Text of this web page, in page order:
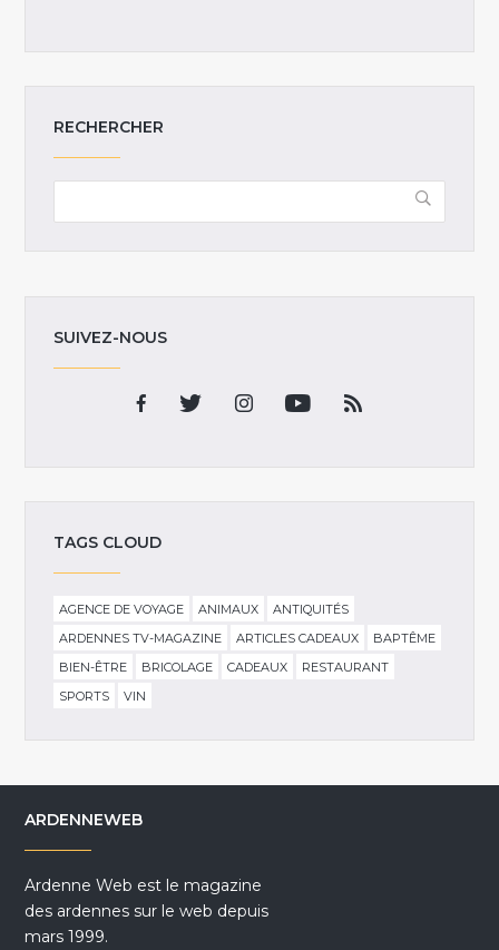
RECHERCHER
SUIVEZ-NOUS
TAGS CLOUD
AGENCE DE VOYAGE ANIMAUX
ANTIQUITÉS
ARDENNES TV-MAGAZINE
ARTICLES CADEAUX
BAPTÊME
BIEN-ÊTRE
BRICOLAGE CADEAUX
RESTAURANT
SPORTS
VIN
ARDENNEWEB
Ardenne Web est le magazine
des ardennes sur le web depuis
mars 1999.